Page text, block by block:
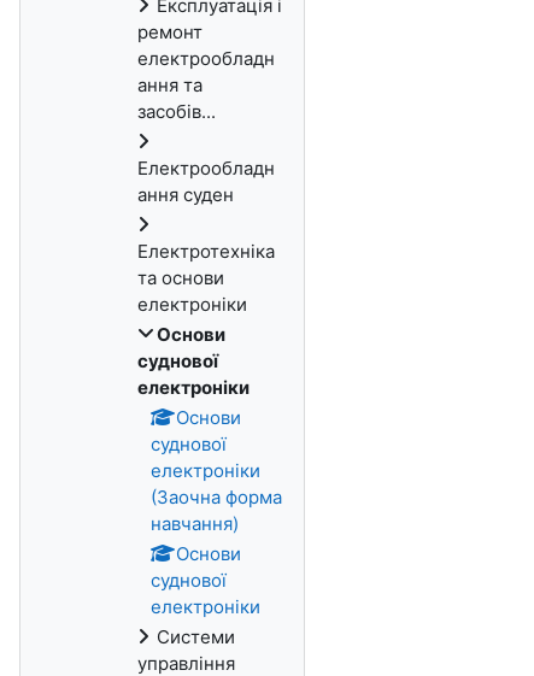
Експлуатація і
ремонт
електрообладн
ання та
засобів...
Електрообладн
ання суден
Електротехніка
та основи
електроніки
Основи
суднової
електроніки
Основи
суднової
електроніки
(Заочна форма
навчання)
Основи
суднової
електроніки
Системи
управління